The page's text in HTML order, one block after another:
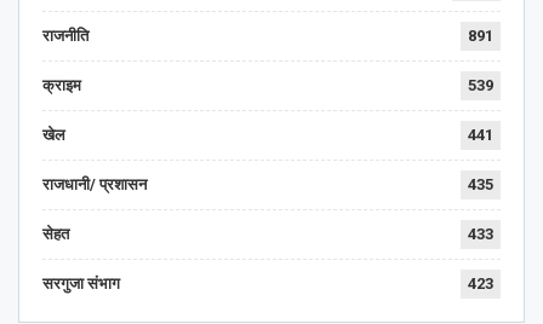
राजनीति 891
क्राइम 539
खेल 441
राजधानी/ प्रशासन 435
सेहत 433
सरगुजा संभाग 423